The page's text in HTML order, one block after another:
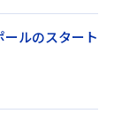
ルのスタート